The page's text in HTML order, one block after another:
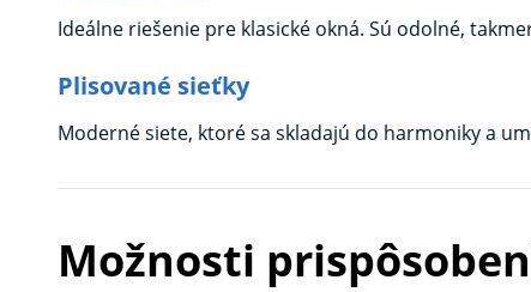
Ideálne riešenie pre klasické okná. Sú odolné,
Plisované sieťky
Moderné siete, ktoré sa skladajú do harmoniky a
Možnosti